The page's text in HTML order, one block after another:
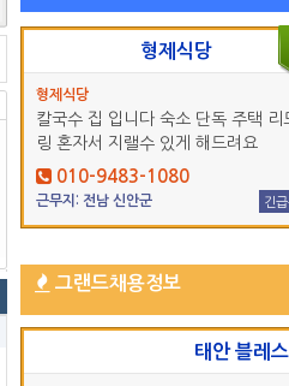
형제식당
형제식당
칼국수 집 입니다 숙소 단독 주택 리
링 혼자서 지랠수 있게 해드려요
010-9483-1080
근무지: 전남 신안군 긴
그랜드채용정보
태안 블레